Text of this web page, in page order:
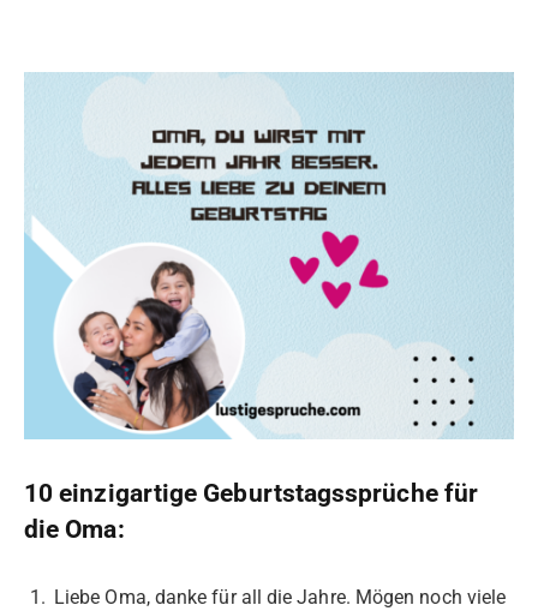
10 einzigartige Geburtstagssprüche für
die Oma:
Liebe Oma, danke für all die Jahre. Mögen noch viele